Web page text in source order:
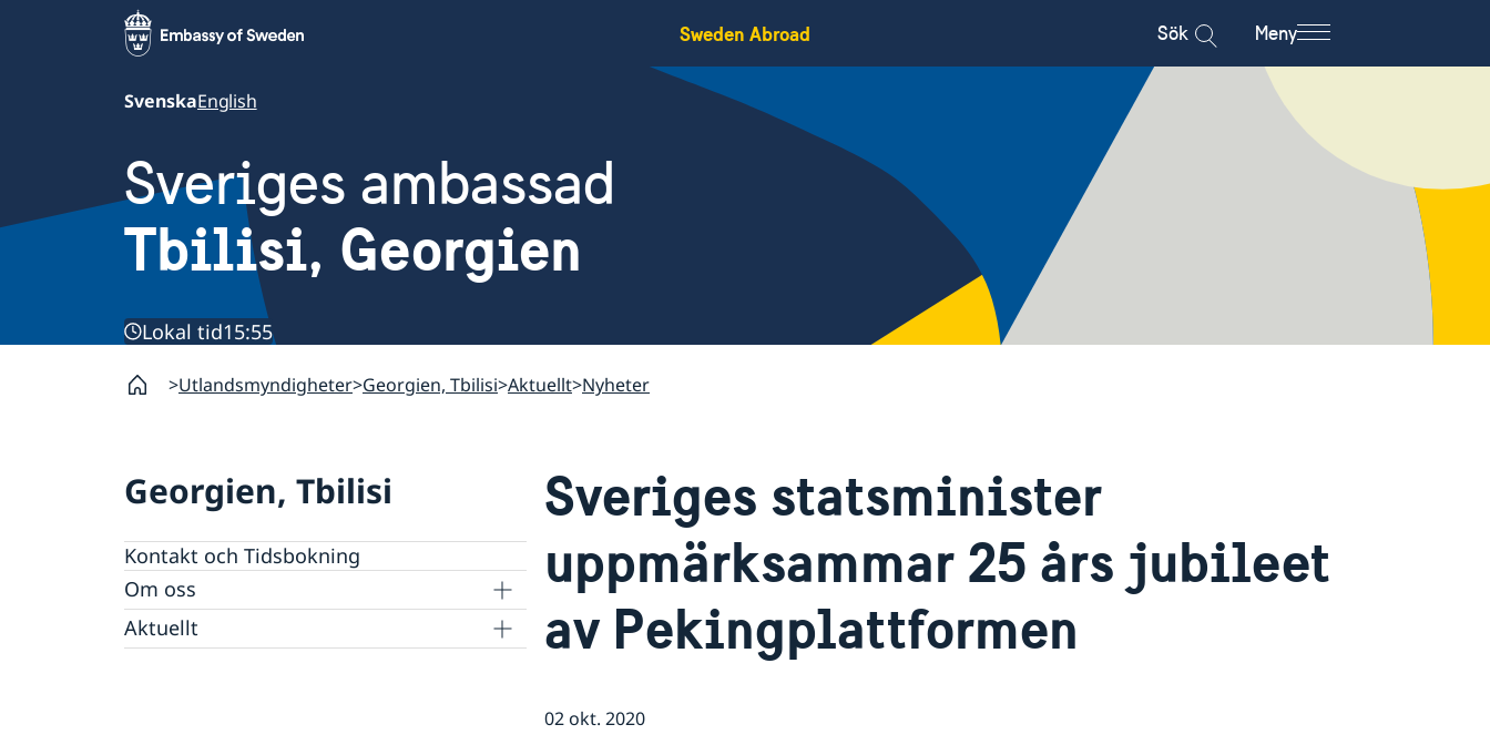
Sweden Abroad Sök Meny
SvenskaEnglish
Sveriges ambassad
Tbilisi, Georgien
Lokal tid15:55
Utlandsmyndigheter Georgien, Tbilisi Aktuellt Nyheter
Georgien, Tbilisi
Kontakt och Tidsbokning
Om oss
Ambassadör
Aktuellt
Sveriges statsminister
uppmärksammar 25 års jubileet
av Pekingplattformen
02 okt. 2020